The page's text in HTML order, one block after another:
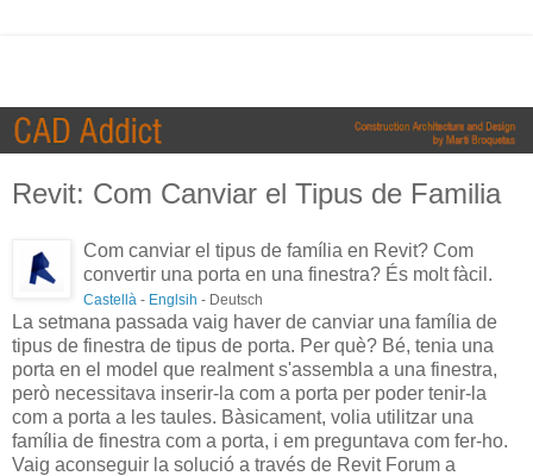
Revit: Com Canviar el Tipus de Familia
Com canviar el tipus de família en Revit? Com
convertir una porta en una finestra? És molt fàcil.
Castellà - Englsih - Deutsch
La setmana passada vaig haver de canviar una família de
tipus de finestra de tipus de porta. Per què? Bé, tenia una
porta en el model que realment s'assembla a una finestra,
però necessitava inserir-la com a porta per poder tenir-la
com a porta a les taules. Bàsicament, volia utilitzar una
família de finestra com a porta, i em preguntava com fer-ho.
Vaig aconseguir la solució a través de Revit Forum a